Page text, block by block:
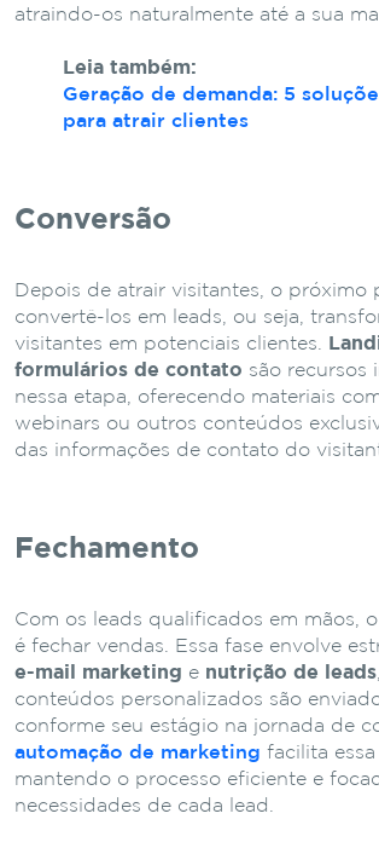
atraindo-os naturalmente até a sua
Leia também:
Geração de demanda: 5
para atrair clientes
Conversão
Depois de atrair visitantes, o próximo
convertê-los em leads, ou seja,
visitantes em potenciais clientes.
formulários de contato são recursos
nessa etapa, oferecendo materiais
webinars ou outros conteúdos
das informações de contato do
Fechamento
Com os leads qualificados em mãos,
é fechar vendas. Essa fase envolve
e-mail marketing e nutrição de leads
conteúdos personalizados são
conforme seu estágio na jornada de
automação de marketing facilita essa
mantendo o processo eficiente e
necessidades de cada lead.